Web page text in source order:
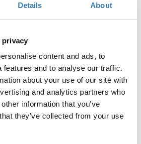
Details About
privacy
content and ads, to
features and to analyse our traffic.
about your use of our site with
and analytics partners who
information that you’ve
they’ve collected from your use
αρχές της καλλιγραφίας
πινέλα (brushpens) από την